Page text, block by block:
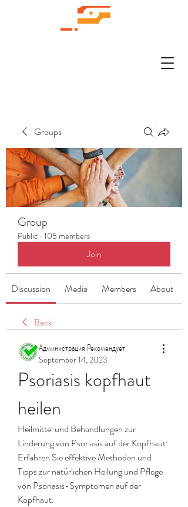
Groups
Group
Public · 105 members
Join
Discussion Media Members About
Back
Администрация Рекомендует
September 14, 2023
Psoriasis kopfhaut
heilen
Heilmittel und Behandlungen zur
Linderung von Psoriasis auf der Kopfhaut:
Erfahren Sie effektive Methoden und
Tipps zur natürlichen Heilung und Pflege
von Psoriasis-Symptomen auf der
Kopfhaut.